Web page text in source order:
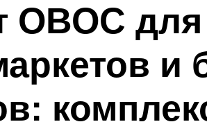
ОВОС для
и